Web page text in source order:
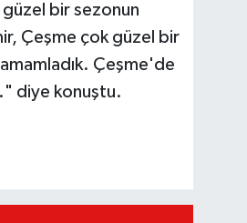
bir sezonun
Çeşme çok güzel bir
Çeşme'de
diye konuştu.